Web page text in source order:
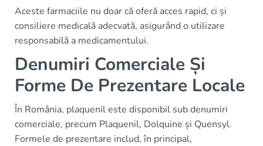
Aceste farmaciile nu doar că oferă acces rapid, ci și
consiliere medicală adecvată, asigurând o utilizare
responsabilă a medicamentului.
Denumiri Comerciale Și
Forme De Prezentare Locale
În România, plaquenil este disponibil sub denumiri
comerciale, precum Plaquenil, Dolquine și Quensyl.
Formele de prezentare includ, în principal,